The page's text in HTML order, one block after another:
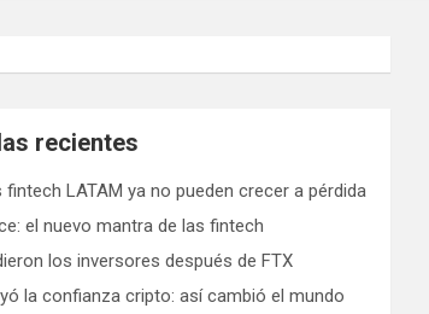
recientes
fintech LATAM ya no pueden crecer a pérdida
el nuevo mantra de las fintech
los inversores después de FTX
la confianza cripto: así cambió el mundo